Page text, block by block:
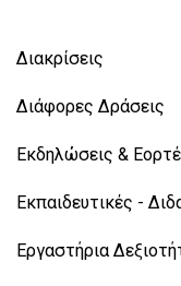
Διακρίσεις
Διάφορες Δράσεις
Εκδηλώσεις &
Εκπαιδευτικές -
Εργαστήρια